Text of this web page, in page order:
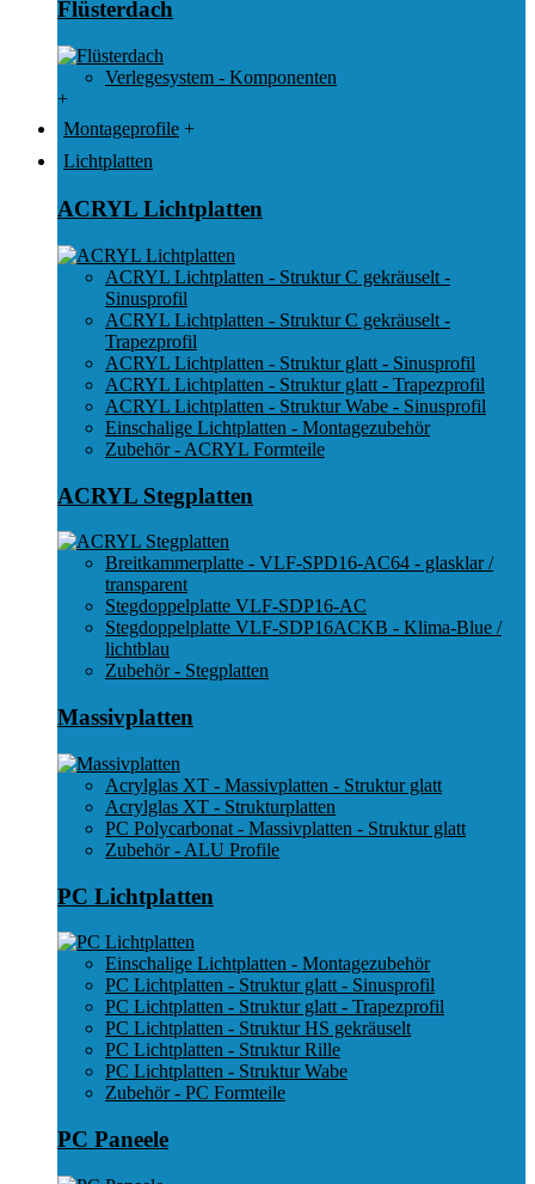
Flüsterdach
Verlegesystem - Komponenten
+
Montageprofile +
Lichtplatten
ACRYL Lichtplatten
ACRYL Lichtplatten - Struktur C gekräuselt -
Sinusprofil
ACRYL Lichtplatten - Struktur C gekräuselt -
Trapezprofil
ACRYL Lichtplatten - Struktur glatt - Sinusprofil
ACRYL Lichtplatten - Struktur glatt - Trapezprofil
ACRYL Lichtplatten - Struktur Wabe - Sinusprofil
Einschalige Lichtplatten - Montagezubehör
Zubehör - ACRYL Formteile
ACRYL Stegplatten
Breitkammerplatte - VLF-SPD16-AC64 - glasklar /
transparent
Stegdoppelplatte VLF-SDP16-AC
Stegdoppelplatte VLF-SDP16ACKB - Klima-Blue /
lichtblau
Zubehör - Stegplatten
Massivplatten
Acrylglas XT - Massivplatten - Struktur glatt
Acrylglas XT - Strukturplatten
PC Polycarbonat - Massivplatten - Struktur glatt
Zubehör - ALU Profile
PC Lichtplatten
Einschalige Lichtplatten - Montagezubehör
PC Lichtplatten - Struktur glatt - Sinusprofil
PC Lichtplatten - Struktur glatt - Trapezprofil
PC Lichtplatten - Struktur HS gekräuselt
PC Lichtplatten - Struktur Rille
PC Lichtplatten - Struktur Wabe
Zubehör - PC Formteile
PC Paneele